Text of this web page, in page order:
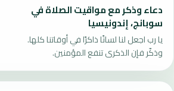
دعاء وذكر مع مواقيت الصلاة في
سوبانج، إندونيسيا
يا رب اجعل لنا لسانًا ذاكرًا في أوقاتنا كلها.
وذكّر فإن الذكرى تنفع المؤمنين.